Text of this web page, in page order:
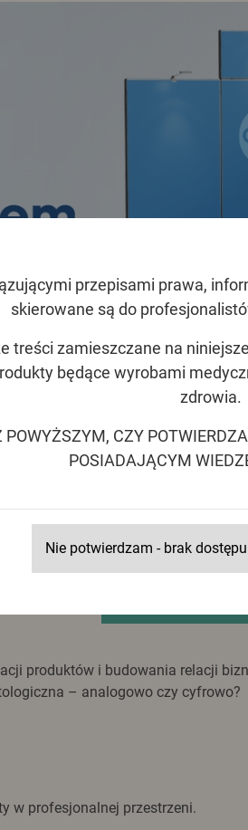
przepisami prawa,
skierowane są do
treści zamieszczane na
będące wyrobami
zdrowia.
POWYŻSZYM, CZY
POSIADAJĄCYM
Nie potwierdzam - brak dostępu
rabatem na powierzchnię
obowiązuje dodatkowa
produktów i budowania relacji
– analogowo czy cyfrowo?
w profesjonalnej przestrzeni.